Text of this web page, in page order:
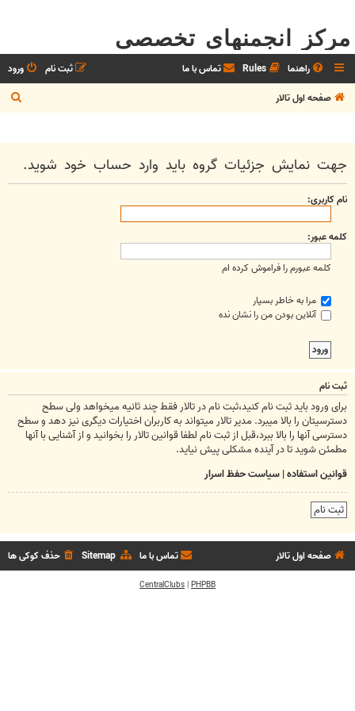
مرکز انجمنهای تخصصی
راهنما Rules تماس با ما ورود
ثبت نام
صفحه اول تالار
س
و
جهت نمایش جزئیات گروه باید وارد حساب خود شوید.
نام کاربری:
کلمه عبور:
کلمه عبورم را فراموش کرده ام
مرا به خاطر بسپار
آنلاین بودن من را نشان نده
ثبت نام
برای ورود باید ثبت نام کنید،ثبت نام در تالار فقط چند ثانیه میخواهد ولی سطح
دسترسیتان را بالا میبرد. مدیر تالار میتواند به کاربران اختیارات دیگری نیز دهد و سطح
دسترسی آنها را بالا ببرد،قبل از ثبت نام لطفا قوانین تالار را بخوانید و از آشنایی با آنها
مطمئن شوید تا در آینده مشکلی پیش نیاید.
قوانین استفاده|سیاست حفظ اسرار
ثبت نام
صفحه اول تالار حذف کوکی ها Sitemap تماس با ما
PHPBB
|
CentralClubs